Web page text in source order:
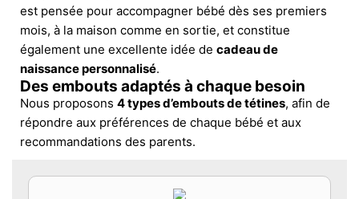
est pensée pour accompagner bébé dès ses premiers
mois, à la maison comme en sortie, et constitue
également une excellente idée de cadeau de
naissance personnalisé.
Des embouts adaptés à chaque besoin
Nous proposons 4 types d’embouts de tétines, afin de
répondre aux préférences de chaque bébé et aux
recommandations des parents.